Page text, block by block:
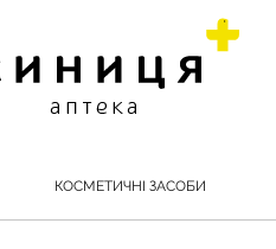
КОСМЕТИЧНІ ЗАСОБИ